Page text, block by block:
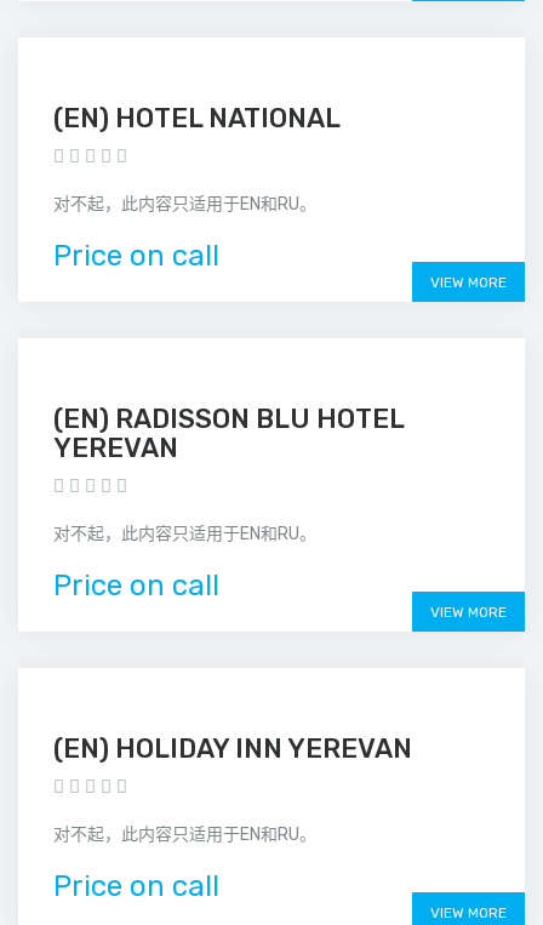
(EN) HOTEL NATIONAL
对不起，此内容只适用于EN和RU。
Price on call
VIEW MORE
(EN) RADISSON BLU HOTEL
YEREVAN
对不起，此内容只适用于EN和RU。
Price on call
VIEW MORE
(EN) HOLIDAY INN YEREVAN
对不起，此内容只适用于EN和RU。
Price on call
VIEW MORE